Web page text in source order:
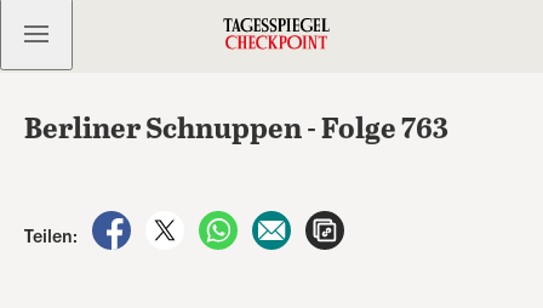
Kostenlos anmelden
Berliner Schnuppen - Folge 763
Teilen:
auf Facebook teilen
auf X teilenper WhatsApp teilen
per E-Mail teilen